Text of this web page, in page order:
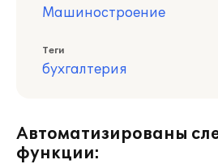
Машиностроение
Теги
бухгалтерия
Автоматизированы
функции: